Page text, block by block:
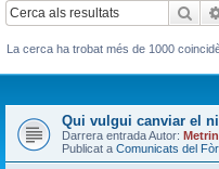
La cerca ha trobat més de 1000
Qui vulgui canviar el
Darrera entrada Autor:
Publicat a Comunicats del